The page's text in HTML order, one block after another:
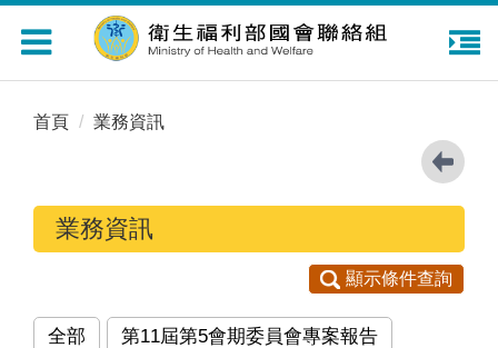
Toggle
navigation
首頁 業務資訊
業務資訊
顯示條件查詢
全部 第11屆第5會期委員會專案報告